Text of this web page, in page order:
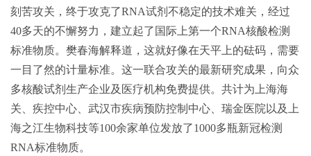
刻苦攻关，终于攻克了RNA试剂不稳定的技术难关，经过
40多天的不懈努力，建立起了国际上第一个RNA核酸检测
标准物质。樊春海解释道，这就好像在天平上的砝码，需要
一目了然的计量标准。这一联合攻关的最新研究成果，向众
多核酸试剂生产企业及医疗机构免费提供。共计为上海海
关、疾控中心、武汉市疾病预防控制中心、瑞金医院以及上
海之江生物科技等100余家单位发放了1000多瓶新冠检测
RNA标准物质。